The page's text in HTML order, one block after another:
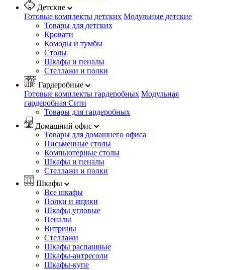
Детские
Готовые комплекты детских Модульные детские
Товары для детских
Кровати
Комоды и тумбы
Столы
Шкафы и пеналы
Стеллажи и полки
Гардеробные
Готовые комплекты гардеробных Модульная
гардеробная Сити
Товары для гардеробных
Домашний офис
Товары для домашнего офиса
Письменные столы
Компьютерные столы
Шкафы и пеналы
Стеллажи и полки
Шкафы
Все шкафы
Полки и ящики
Шкафы угловые
Пеналы
Витрины
Стеллажи
Шкафы распашные
Шкафы-антресоли
Шкафы-купе